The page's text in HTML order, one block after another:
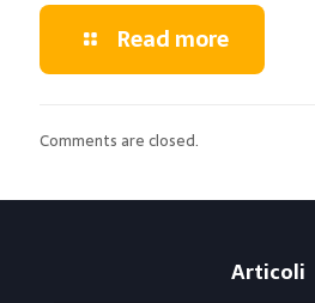
Read more
Comments are closed.
Articoli